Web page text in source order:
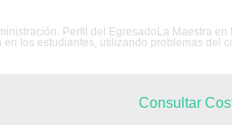
Perfil del EgresadoLa Maestra
los estudiantes, utilizando problemas del
Consultar